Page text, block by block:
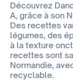
Découvrez
A, grâce à son
Des recettes
légumes, des
à la texture
recettes sont
Normandie,
recyclable.